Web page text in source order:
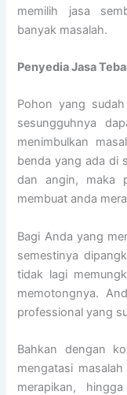
memilih jasa
banyak masalah.
PenyediaJasa
Pohon yang
sesungguhnya
menimbulkan
benda yang ada di
dan angin, maka
membuat anda
Bagi Anda yang
semestinya
tidak lagi
memotongnya.
professional yang
Bahkan dengan
mengatasi
merapikan,